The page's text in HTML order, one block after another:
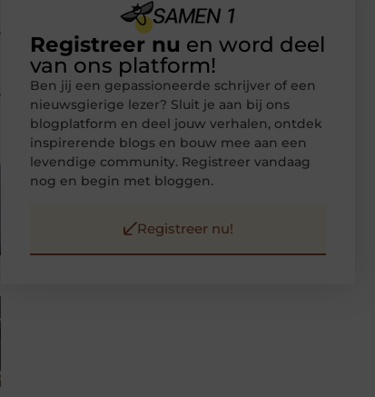
Registreer nu en word deel
van ons platform!
Ben jij een gepassioneerde schrijver of een
nieuwsgierige lezer? Sluit je aan bij ons
blogplatform en deel jouw verhalen, ontdek
inspirerende blogs en bouw mee aan een
levendige community. Registreer vandaag
nog en begin met bloggen.
Registreer nu!